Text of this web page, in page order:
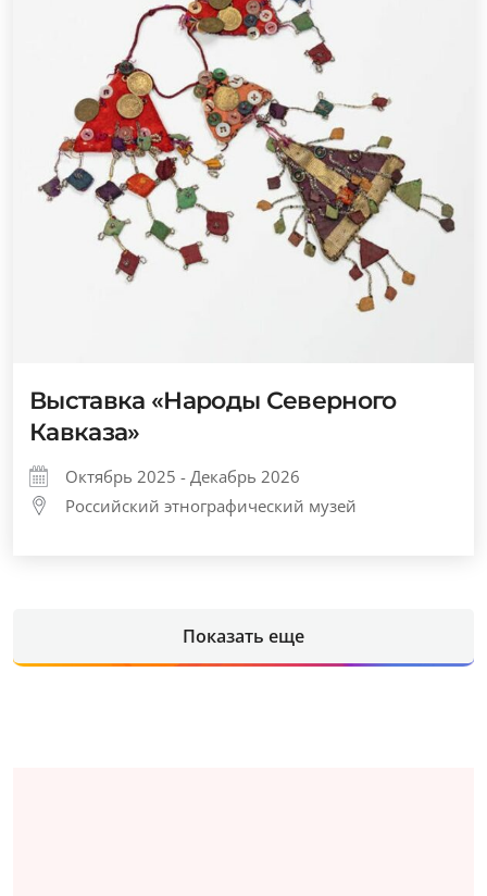
Выставка «Народы Северного
Кавказа»
Октябрь 2025 - Декабрь 2026
Российский этнографический музей
Показать еще